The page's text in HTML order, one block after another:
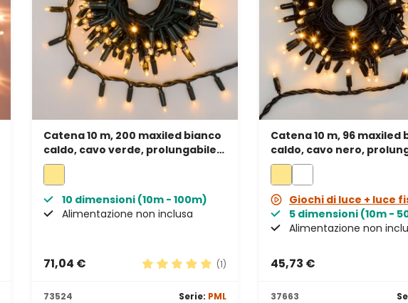
Catena 10 m, 200 maxiled bianco
caldo, cavo verde, prolungabile,
IP67
10 dimensioni (10m - 100m)
Alimentazione non inclusa
71,04 €
(1)
73524 Serie: PML
Catena 10 m, 96 maxiled
caldo, cavo nero,
Giochi di luce + luce
5 dimensioni (10m -
Alimentazione non
45,73 €
37663